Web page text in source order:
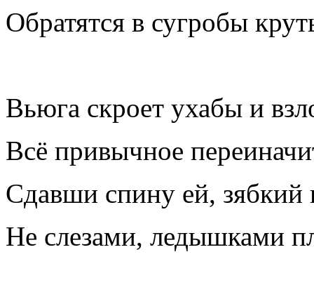
Обратятся в сугробы
Вьюга скроет ухабы и
Всё привычное
Сдавши спину ей, зябкий
Не слезами, ледышками